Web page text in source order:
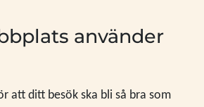
använder
att ditt besök ska bli så bra som